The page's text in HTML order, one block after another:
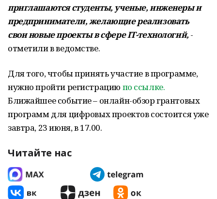
приглашаются студенты, ученые, инженеры и
предприниматели, желающие реализовать
свои новые проекты в сфере IT-технологий, -
отметили в ведомстве.
Для того, чтобы принять участие в программе,
нужно пройти регистрацию по ссылке.
Ближайшее событие – онлайн-обзор грантовых
программ для цифровых проектов состоится уже
завтра, 23 июня, в 17.00.
Читайте нас